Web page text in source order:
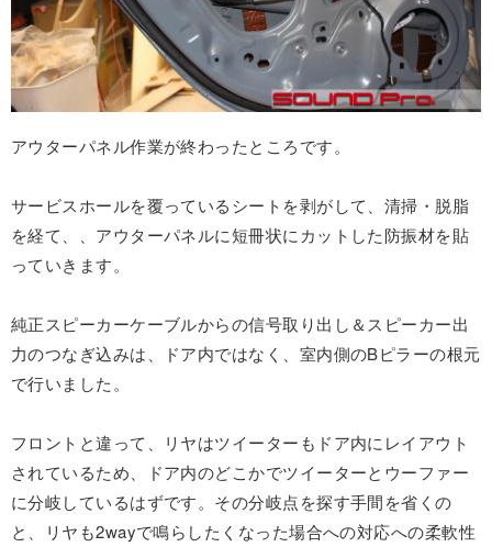
アウターパネル作業が終わったところです。
サービスホールを覆っているシートを剥がして、清掃・脱脂
を経て、、アウターパネルに短冊状にカットした防振材を貼
っていきます。
純正スピーカーケーブルからの信号取り出し＆スピーカー出
力のつなぎ込みは、ドア内ではなく、室内側のBピラーの根元
で行いました。
フロントと違って、リヤはツイーターもドア内にレイアウト
されているため、ドア内のどこかでツイーターとウーファー
に分岐しているはずです。その分岐点を探す手間を省くの
と、リヤも2wayで鳴らしたくなった場合への対応への柔軟性